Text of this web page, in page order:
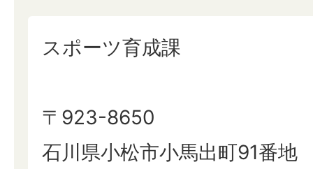
スポーツ育成課
〒923-8650
石川県小松市小馬出町91番地